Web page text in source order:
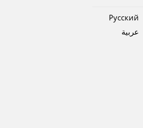
Pусский
عربية